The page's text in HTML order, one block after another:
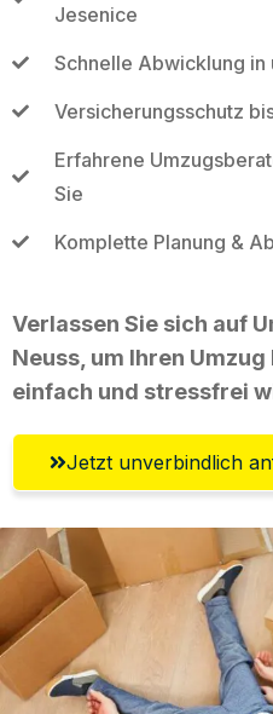
Jesenice
Schnelle Abwicklung in
Versicherungsschutz
Erfahrene
Sie
Komplette Planung &
Verlassen Sie sich auf
Neuss, um Ihren
einfach und stressfrei
Jetzt unverbindlich